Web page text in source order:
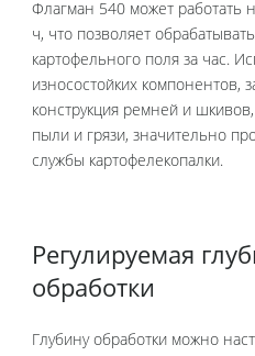
Флагман 540 может работать
ч, что позволяет
картофельного поля за час.
износостойких компонентов,
конструкция ремней и
пыли и грязи, значительно
службы картофелекопалки.
Регулируемая
обработки
Глубину обработки можно